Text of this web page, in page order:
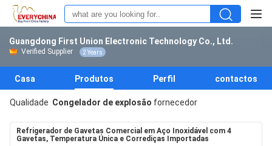
Guangdong First Union Electronic Technology Co., Ltd.
Verified Supplier 2 Years
Casa Produtos Perfil contactos
Qualidade Congelador de explosão fornecedor
Refrigerador de Gavetas Comercial em Aço Inoxidável com 4
Gavetas, Temperatura Única e Corrediças Importadas